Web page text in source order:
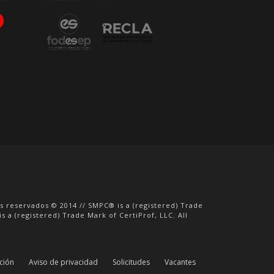
© 2014 // SMPC® is a (registered) Trade
a (registered) Trade Mark of CertiProf, LLC. All
Aviso de privacidad Solicitudes Vacantes